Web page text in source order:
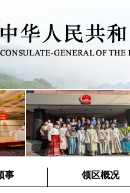
事 领区概况